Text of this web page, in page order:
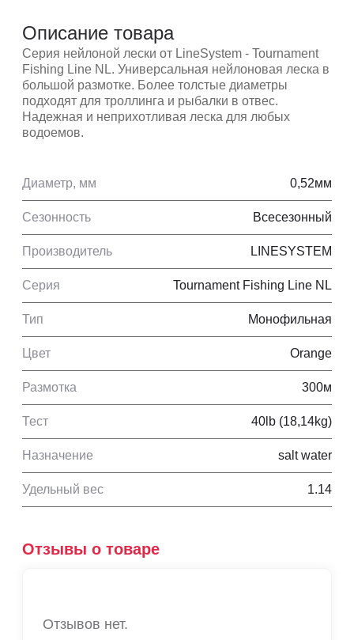
Описание товара
Серия нейлоной лески от LineSystem - Tournament
Fishing Line NL. Универсальная нейлоновая леска в
большой размотке. Более толстые диаметры
подходят для троллинга и рыбалки в отвес.
Надежная и неприхотливая леска для любых
водоемов.
Диаметр, мм 0,52мм
Сезонность Всесезонный
Производитель LINESYSTEM
Серия Tournament Fishing Line NL
Тип Монофильная
Цвет Orange
Размотка 300м
Тест 40lb (18,14kg)
Назначение salt water
Удельный вес 1.14
Отзывы о товаре
Отзывов нет.